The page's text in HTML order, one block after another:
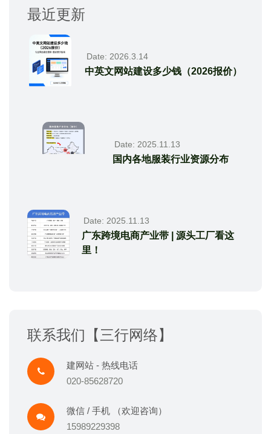
最近更新
Date: 2026.3.14
中英文网站建设多少钱（2026报价）
Date: 2025.11.13
国内各地服装行业资源分布
Date: 2025.11.13
广东跨境电商产业带 | 源头工厂看这
里！
联系我们【三行网络】
建网站 - 热线电话
020-85628720
微信 / 手机 （欢迎咨询）
15989229398